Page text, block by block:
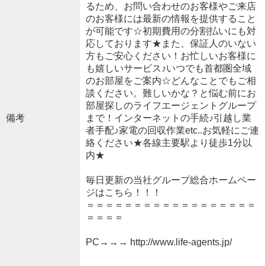
備考
るため、お問い合わせのお客様やご来店
のお客様には最新の情報を提供すること
が可能です☆初期費用の分割払いにも対
応しております★また、保証人のいない
方もご安心ください！お忙しいお客様に
も嬉しいサービス♪いつでも首都圏全域
のお部屋をご案内☆どんなことでもご相
談ください。難しいかな？と悩む前にお
部屋探しのライフエージェントグループ
まで！インターネットの手続♪引越し業
者手配♪家電の回収作業etc..お気軽にご連
絡ください★各線主要駅より徒歩1分以
内★
毎日更新の当社グループ総合ホームペー
ジはこちら！！！
＝＝＝＝＝＝＝＝＝＝＝＝＝＝＝＝＝＝
＝＝＝＝
PC→→→ http://www.life-agents.jp/